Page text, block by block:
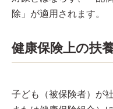
除」が適用されます。
健康保険上の扶
子ども（被保険者）が